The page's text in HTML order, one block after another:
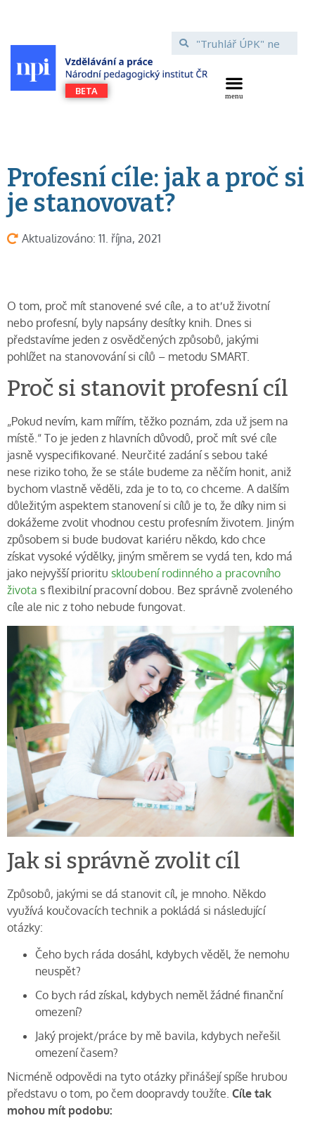
Profesní cíle: jak a proč si
je stanovovat?
Aktualizováno: 11. října, 2021
O tom, proč mít stanovené své cíle, a to ať už životní
nebo profesní, byly napsány desítky knih. Dnes si
představíme jeden z osvědčených způsobů, jakými
pohlížet na stanovování si cílů – metodu SMART.
Proč si stanovit profesní cíl
„Pokud nevím, kam mířím, těžko poznám, zda už jsem na
místě.“ To je jeden z hlavních důvodů, proč mít své cíle
jasně vyspecifikované. Neurčité zadání s sebou také
nese riziko toho, že se stále budeme za něčím honit, aniž
bychom vlastně věděli, zda je to to, co chceme. A dalším
důležitým aspektem stanovení si cílů je to, že díky nim si
dokážeme zvolit vhodnou cestu profesním životem. Jiným
způsobem si bude budovat kariéru někdo, kdo chce
získat vysoké výdělky, jiným směrem se vydá ten, kdo má
jako nejvyšší prioritu skloubení rodinného a pracovního
života s flexibilní pracovní dobou. Bez správně zvoleného
cíle ale nic z toho nebude fungovat.
Jak si správně zvolit cíl
Způsobů, jakými se dá stanovit cíl, je mnoho. Někdo
využívá koučovacích technik a pokládá si následující
otázky:
Čeho bych ráda dosáhl, kdybych věděl, že nemohu
neuspět?
Co bych rád získal, kdybych neměl žádné finanční
omezení?
Jaký projekt/práce by mě bavila, kdybych neřešil
omezení časem?
Nicméně odpovědi na tyto otázky přinášejí spíše hrubou
představu o tom, po čem doopravdy toužíte. Cíle tak
mohou mít podobu: